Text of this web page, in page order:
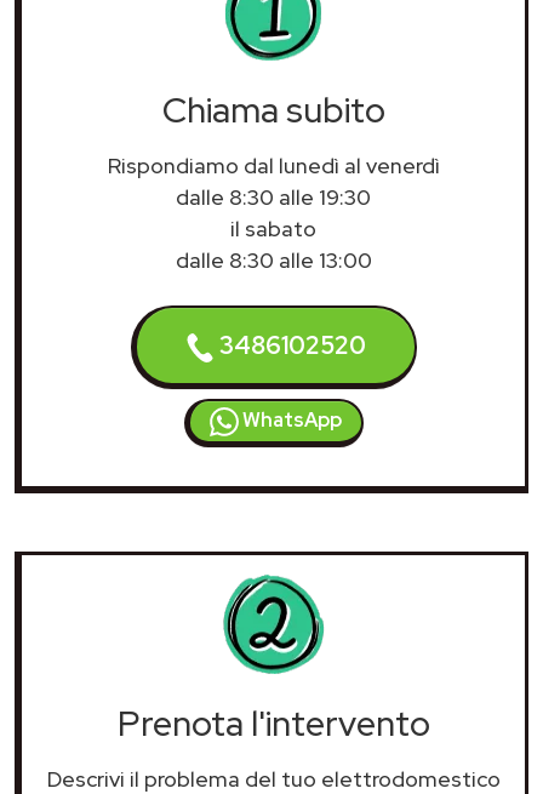
Chiama subito
Rispondiamo dal lunedì al venerdì
dalle 8:30 alle 19:30
il sabato
dalle 8:30 alle 13:00
3486102520
WhatsApp
Prenota l'intervento
Descrivi il problema del tuo elettrodomestico